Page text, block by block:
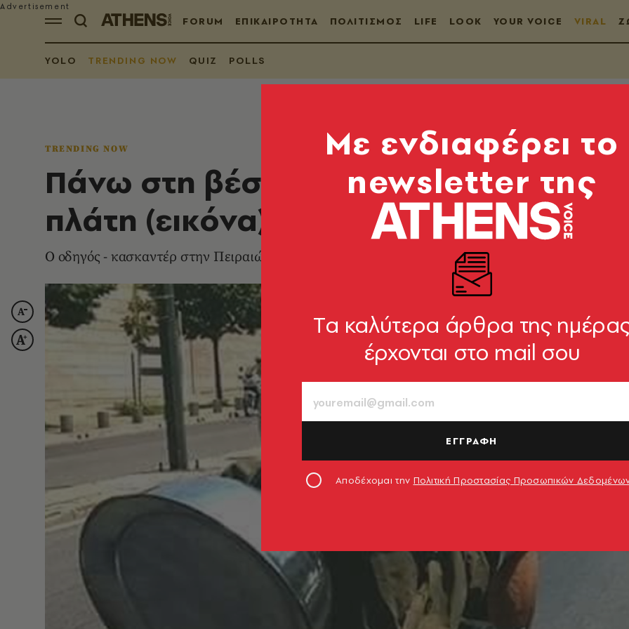
FORUM ΕΠΙΚΑΙΡΟΤΗΤΑ ΠΟΛΙΤΙΣΜΟΣ LIFE LOOK YOUR VOICE VIRAL
YOLO TRENDING NOW QUIZ POLLS
TRENDING NOW
Πάνω στη βέσπα με την κολυμπήθρα
πλάτη (εικόνα)
Ο οδηγός - κασκαντέρ στην Πειραιώς έγινε viral
Mε ενδιαφέρει το
newsletter της
Tα καλύτερα άρθρα της
έρχονται στο mail σου
ΕΓΓΡΑΦΗ
Αποδέχομαι την Πολιτική Προστασίας Προσωπικών